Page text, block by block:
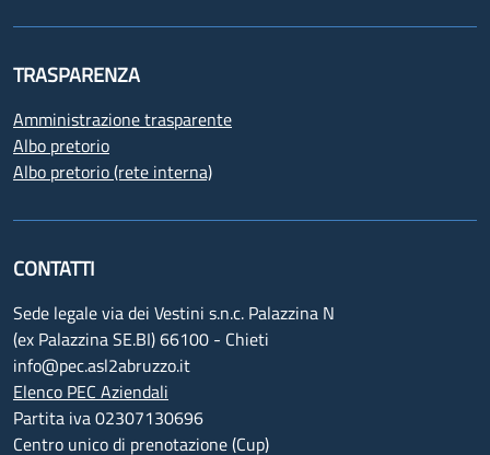
TRASPARENZA
Amministrazione trasparente
Albo pretorio
Albo pretorio (rete interna)
CONTATTI
Sede legale via dei Vestini s.n.c. Palazzina N
(ex Palazzina SE.BI) 66100 - Chieti
info@pec.asl2abruzzo.it
Elenco PEC Aziendali
Partita iva 02307130696
Centro unico di prenotazione (Cup)